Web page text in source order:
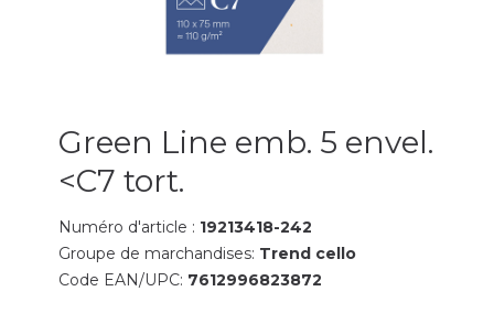
Green Line emb. 5 envel.
<C7 tort.
Numéro d'article : 19213418-242
Groupe de marchandises: Trend cello
Code EAN/UPC: 7612996823872